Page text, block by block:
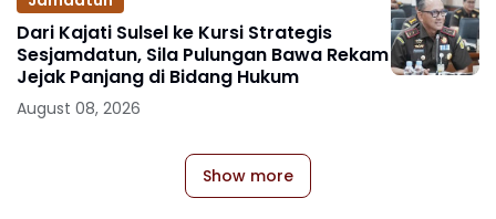
Dari Kajati Sulsel ke Kursi Strategis
Sesjamdatun, Sila Pulungan Bawa Rekam
Jejak Panjang di Bidang Hukum
August 08, 2026
Show more